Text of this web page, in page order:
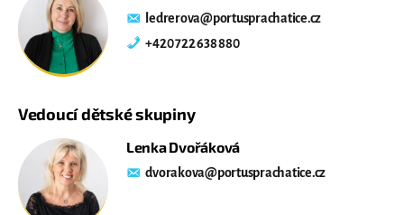
ledrerova@portusprachatice.cz
+420 722 638 880
Vedoucí dětské skupiny
Lenka Dvořáková
dvorakova@portusprachatice.cz